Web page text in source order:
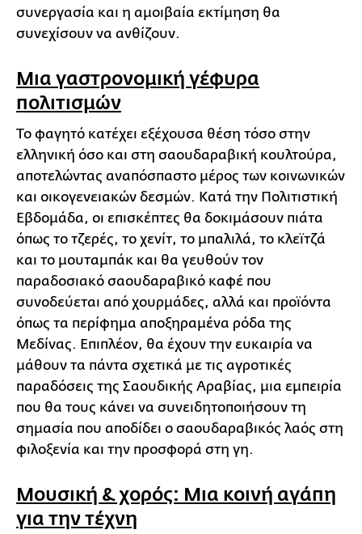
συνεργασία και η αμοιβαία εκτίμηση θα
συνεχίσουν να ανθίζουν.
Μια γαστρονομική γέφυρα
πολιτισμών
Το φαγητό κατέχει εξέχουσα θέση τόσο στην
ελληνική όσο και στη σαουδαραβική κουλτούρα,
αποτελώντας αναπόσπαστο μέρος των κοινωνικών
και οικογενειακών δεσμών. Κατά την Πολιτιστική
Εβδομάδα, οι επισκέπτες θα δοκιμάσουν πιάτα
όπως το τζερές, το χενίτ, το μπαλιλά, το κλεϊτζά
και το μουταμπάκ και θα γευθούν τον
παραδοσιακό σαουδαραβικό καφέ που
συνοδεύεται από χουρμάδες, αλλά και προϊόντα
όπως τα περίφημα αποξηραμένα ρόδα της
Μεδίνας. Επιπλέον, θα έχουν την ευκαιρία να
μάθουν τα πάντα σχετικά με τις αγροτικές
παραδόσεις της Σαουδικής Αραβίας, μια εμπειρία
που θα τους κάνει να συνειδητοποιήσουν τη
σημασία που αποδίδει ο σαουδαραβικός λαός στη
φιλοξενία και την προσφορά στη γη.
Μουσική & χορός: Μια κοινή αγάπη
για την τέχνη